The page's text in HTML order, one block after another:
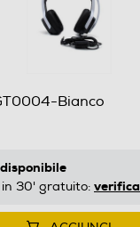
Bianco
disponibile
in 30' gratuito: verifica